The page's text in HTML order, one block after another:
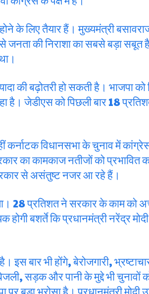
के लिए तैयार हैं। मुख्यमंत्री
की निराशा का सबसे बड़ा
की बढ़ोतरी हो सकती है। भाजपा
है। जेडीएस को पिछली बार 18
कर्नाटक विधानसभा के चुनाव में
का कामकाज नतीजों को प्रभावित
से असंतुष्ट नजर आ रहे हैं।
28 प्रतिशत ने सरकार के काम को
होगी बशर्ते कि प्रधानमंत्री नरेंद्र
इस बार भी होंगे, बेरोजगारी,
सड़क और पानी के मुद्दे भी चुनावों
पर बड़ा भरोसा है। प्रधानमंत्री मोदी